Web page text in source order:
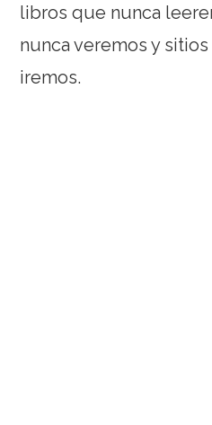
libros que nunca
nunca veremos y
iremos.